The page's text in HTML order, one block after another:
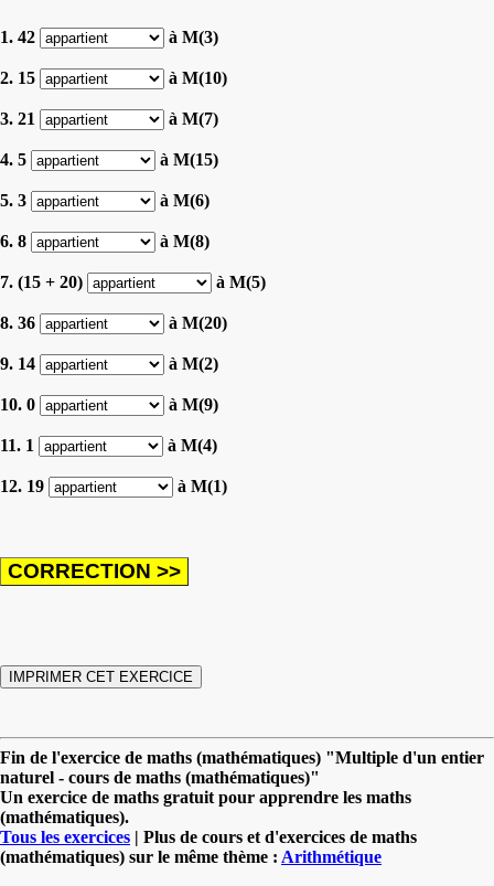
1. 42 à M(3)
2. 15 à M(10)
3. 21 à M(7)
4. 5 à M(15)
5. 3 à M(6)
6. 8 à M(8)
7. (15 + 20) à M(5)
8. 36 à M(20)
9. 14 à M(2)
10. 0 à M(9)
11. 1 à M(4)
12. 19 à M(1)
Fin de l'exercice de maths (mathématiques) "Multiple d'un entier
naturel - cours de maths (mathématiques)"
Un exercice de maths gratuit pour apprendre les maths
(mathématiques).
Tous les exercices | Plus de cours et d'exercices de maths
(mathématiques) sur le même thème : Arithmétique